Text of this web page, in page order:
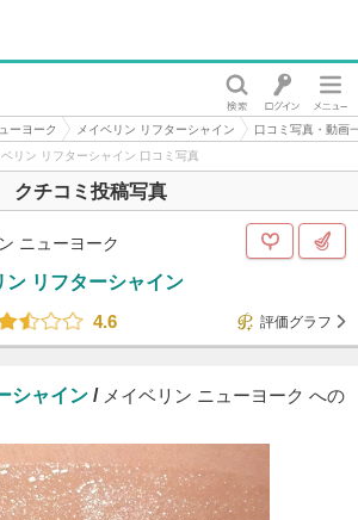
ーヨーク メイベリン リフターシャイン
口コミ写真・動画
リン リフターシャイン 口コミ写真
クチコミ投稿写真
ニューヨーク
ン リフターシャイン
4.6
評価グラフ
シャイン / メイベリン ニューヨーク への